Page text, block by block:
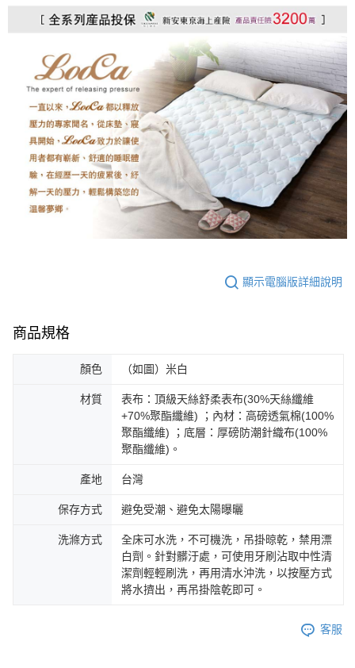
顯示電腦版詳細說明
商品規格
顏色 （如圖）米白
材質
表布：頂級天絲舒柔表布(30%天絲纖維
+70%聚酯纖維) ；內材：高磅透氣棉(100%
聚酯纖維) ；底層：厚磅防潮針織布(100%
聚酯纖維)。
產地 台灣
保存方式 避免受潮、避免太陽曝曬
洗滌方式
全床可水洗，不可機洗，吊掛晾乾，禁用漂
白劑。針對髒汙處，可使用牙刷沾取中性清
潔劑輕輕刷洗，再用清水沖洗，以按壓方式
將水擠出，再吊掛陰乾即可。
客服